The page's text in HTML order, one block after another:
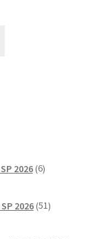
na
izdelka
2026 6izdelkov
2026 51izdelkov